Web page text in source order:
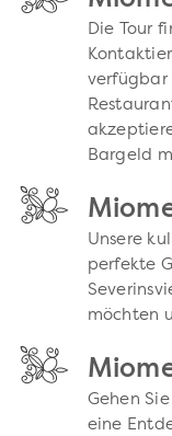
Die Tour
verfügbar
Bargeld
Unsere
perfekte
möchten
Gehen
eine